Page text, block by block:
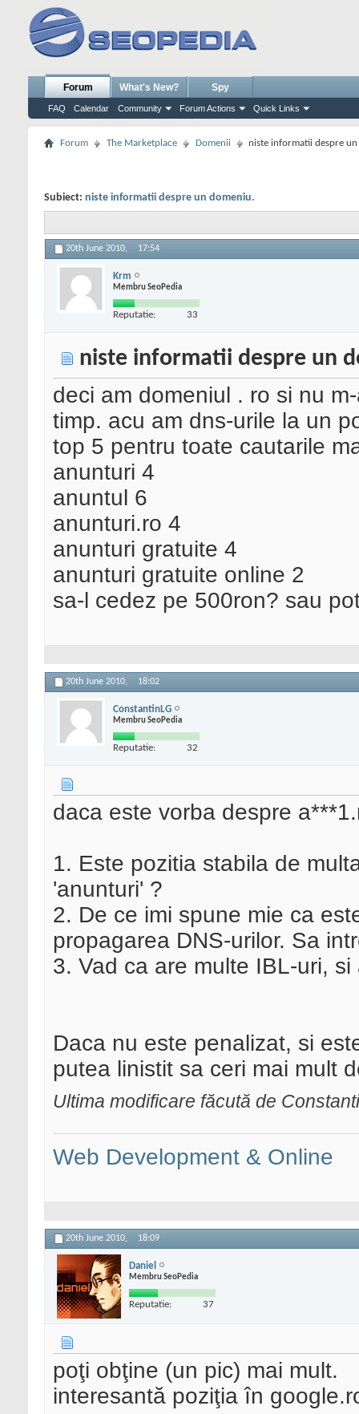
Forum
FAQ Calendar Community Forum Actions Quick Links
What's New? Spy
Forum The Marketplace Domenii niste informatii despre
Subiect: niste informatii despre un domeniu.
20th June 2010, 17:54
Krm
Membru SeoPedia
Reputatie: 33
niste informatii despre un
deci am domeniul . ro si nu
timp. acu am dns-urile la un
top 5 pentru toate cautarile
anunturi 4
anuntul 6
anunturi.ro 4
anunturi gratuite 4
anunturi gratuite online 2
sa-l cedez pe 500ron? sau
20th June 2010, 18:02
ConstantinLG
Membru SeoPedia
Reputatie: 32
daca este vorba despre
1. Este pozitia stabila de
'anunturi' ?
2. De ce imi spune mie ca
propagarea DNS-urilor. Sa
3. Vad ca are multe IBL-uri,
Daca nu este penalizat, si
putea linistit sa ceri mai mult
Ultima modificare făcută de
Web Development & Online
20th June 2010, 18:09
Daniel
Membru SeoPedia
Reputatie: 37
poţi obţine (un pic) mai mult.
interesantă poziţia în